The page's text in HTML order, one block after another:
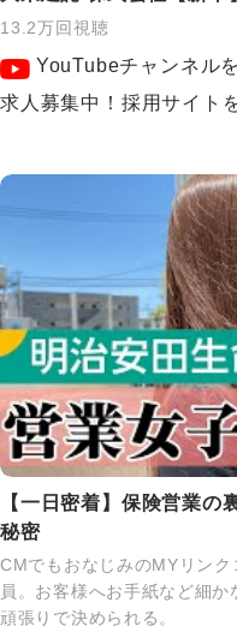
13.2万回視聴
YouTubeチャンネル
求人募集中！採用サイト
【一日密着】保険営業の
秘密
CMでもおなじみのMYリン
員。お客様へお手紙など細
頑張りで決められる。